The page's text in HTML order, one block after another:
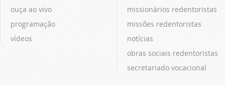
ouça ao vivo
programação
vídeos
missionários redentoristas
missões redentoristas
notícias
obras sociais redentoristas
secretariado vocacional